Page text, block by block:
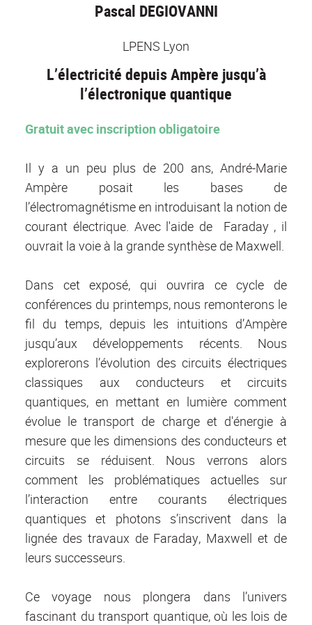
Pascal DEGIOVANNI
LPENS Lyon
L’électricité depuis Ampère jusqu’à
l’électronique quantique
Gratuit avec inscription obligatoire
Il y a un peu plus de 200 ans, André-Marie
Ampère posait les bases de
l’électromagnétisme en introduisant la notion de
courant électrique. Avec l'aide de Faraday , il
ouvrait la voie à la grande synthèse de Maxwell.
Dans cet exposé, qui ouvrira ce cycle de
conférences du printemps, nous remonterons le
fil du temps, depuis les intuitions d’Ampère
jusqu’aux développements récents. Nous
explorerons l’évolution des circuits électriques
classiques aux conducteurs et circuits
quantiques, en mettant en lumière comment
évolue le transport de charge et d'énergie à
mesure que les dimensions des conducteurs et
circuits se réduisent. Nous verrons alors
comment les problématiques actuelles sur
l’interaction entre courants électriques
quantiques et photons s’inscrivent dans la
lignée des travaux de Faraday, Maxwell et de
leurs successeurs.
Ce voyage nous plongera dans l’univers
fascinant du transport quantique, où les lois de